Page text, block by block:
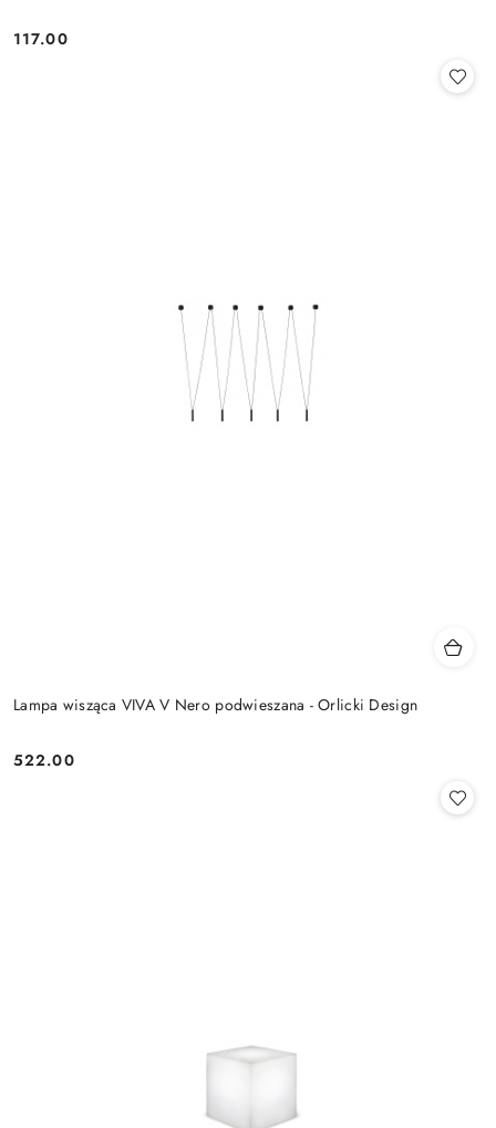
Cena:
117.00
Lampa wisząca VIVA V Nero podwieszana - Orlicki Design
Cena:
522.00